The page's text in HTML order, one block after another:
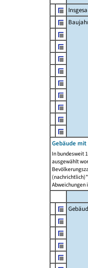
Gebäude mit
In bundesweit
ausgewählt
Abweichungen